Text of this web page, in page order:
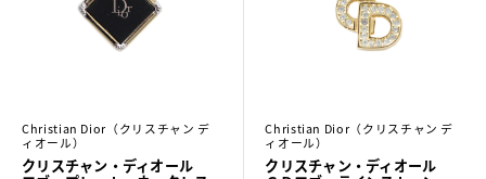
Christian Dior（クリスチャン デ
ィオール）
クリスチャン・ディオール
Christian Dior（クリスチャン デ
ィオール）
クリスチャン・ディオール